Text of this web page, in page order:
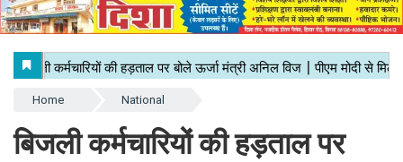
Home National
बिजली कर्मचारियों की हड़ताल पर